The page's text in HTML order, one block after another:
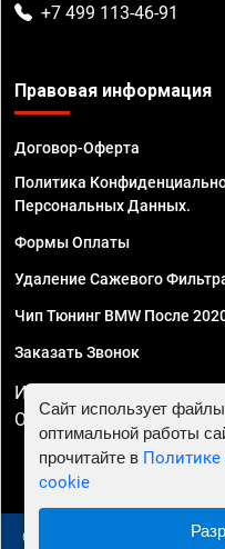
+7 499 113-46-91
Правовая информация
Договор-Оферта
Политика
Персональных Данных.
Формы Оплаты
Удаление Сажевого
Чип Тюнинг BMW После
Заказать Звонок
ИП Смирнов Георгий
ОГРНИП
© 2010 - 2026 Чип
Сайт использует
оптимальной работы
прочитайте в
cookie